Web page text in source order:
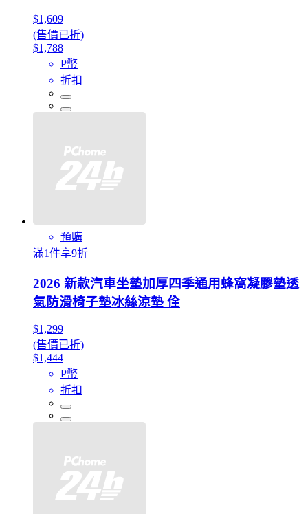
$1,609
(售價已折)
$1,788
P幣
折扣
預購
滿1件享9折
2026 新款汽車坐墊加厚四季通用蜂窩凝膠墊透
氣防滑椅子墊冰絲涼墊 佺
$1,299
(售價已折)
$1,444
P幣
折扣